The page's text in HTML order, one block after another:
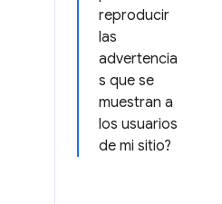
reproducir
las
advertencia
s que se
muestran a
los usuarios
de mi sitio?